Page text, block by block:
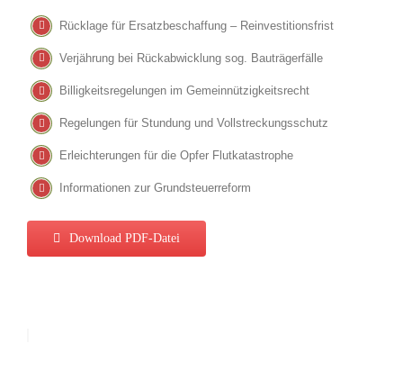
Rücklage für Ersatzbeschaffung – Reinvestitionsfrist
Verjährung bei Rückabwicklung sog. Bauträgerfälle
Billigkeitsregelungen im Gemeinnützigkeitsrecht
Regelungen für Stundung und Vollstreckungsschutz
Erleichterungen für die Opfer Flutkatastrophe
Informationen zur Grundsteuerreform
Download PDF-Datei